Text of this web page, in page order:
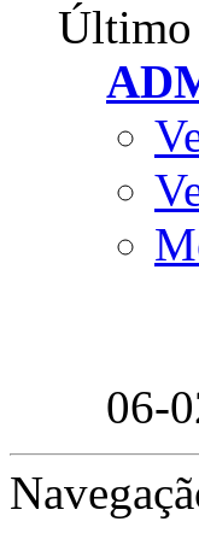
Último
06-